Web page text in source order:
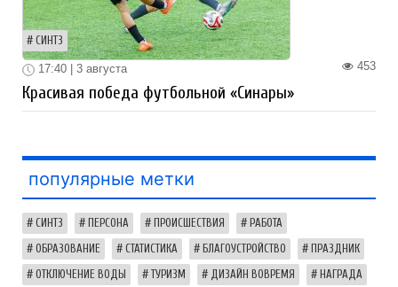
СИНТЗ
453
17:40 | 3 августа
Красивая победа футбольной «Синары»
популярные метки
СИНТЗ ПЕРСОНА ПРОИСШЕСТВИЯ РАБОТА
ОБРАЗОВАНИЕ СТАТИСТИКА БЛАГОУСТРОЙСТВО ПРАЗДНИК
ОТКЛЮЧЕНИЕ ВОДЫ ТУРИЗМ ДИЗАЙН ВОВРЕМЯ НАГРАДА